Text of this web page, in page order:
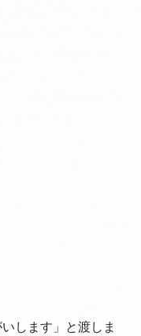
します」と渡しま